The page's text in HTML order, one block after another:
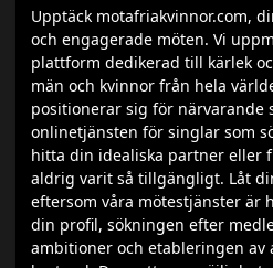
Upptäck motafriakvinnor.com,
och engagerade möten. Vi
plattform dedikerad till kärlek
män och kvinnor från hela
positionerar sig för närvarande
onlinetjänsten för singlar som
hitta din idealiska partner eller
aldrig varit så tillgängligt. Låt
eftersom våra mötestjänster är
din profil, sökningen efter
ambitioner och etableringen